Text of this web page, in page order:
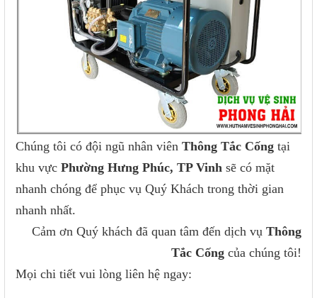
Chúng tôi có đội ngũ nhân viên Thông Tắc Cống tại
khu vực Phường Hưng Phúc, TP Vinh sẽ có mặt
nhanh chóng để phục vụ Quý Khách trong thời gian
nhanh nhất.
Cảm ơn Quý khách đã quan tâm đến dịch vụ Thông
Tắc Cống của chúng tôi!
Mọi chi tiết vui lòng liên hệ ngay: